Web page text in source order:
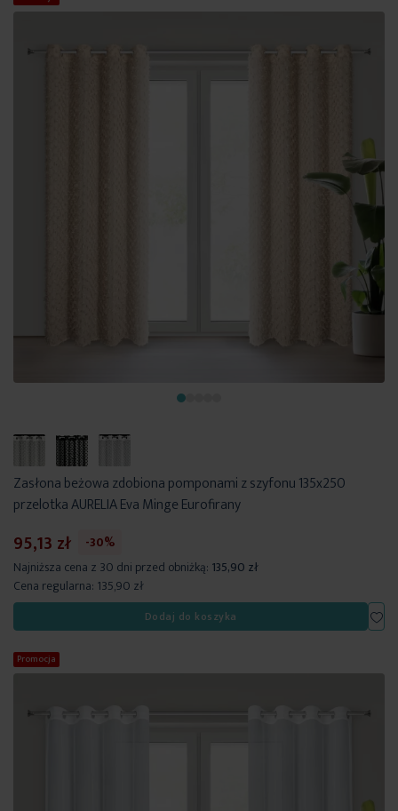
Zasłona beżowa zdobiona pomponami z szyfonu 135x250
przelotka AURELIA Eva Minge Eurofirany
95,13 zł
-30%
Najniższa cena z 30 dni przed obniżką: 135,90 zł
Cena regularna: 135,90 zł
Dodaj do koszyka
Promocja